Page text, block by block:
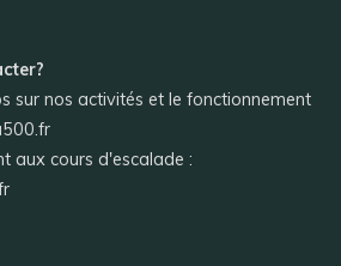
sur nos activités et le fonctionnement
aux cours d'escalade :